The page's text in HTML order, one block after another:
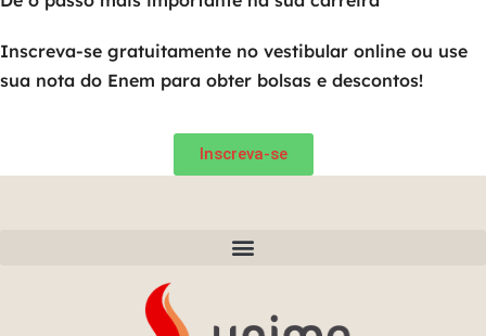
Inscreva-se gratuitamente no vestibular online ou use
sua nota do Enem para obter bolsas e descontos!
Inscreva-se